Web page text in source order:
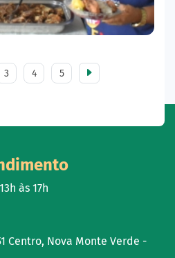
3 4 5
às 17h
Centro, Nova Monte Verde -